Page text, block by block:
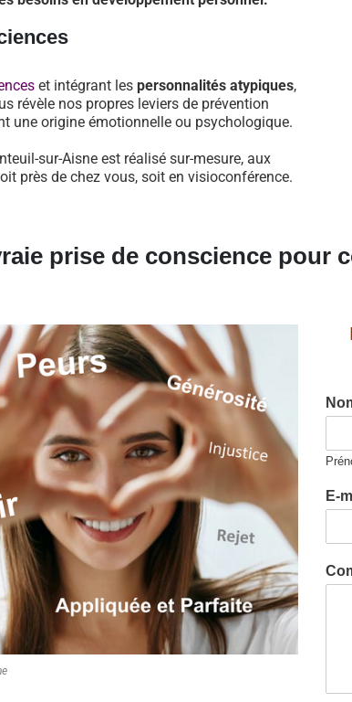
et intégrant les personnalités atypiques,
révèle nos propres leviers de prévention
une origine émotionnelle ou psychologique.
sur-Aisne est réalisé sur-mesure, aux
près de chez vous, soit en visioconférence.
prise de conscience pour
E-